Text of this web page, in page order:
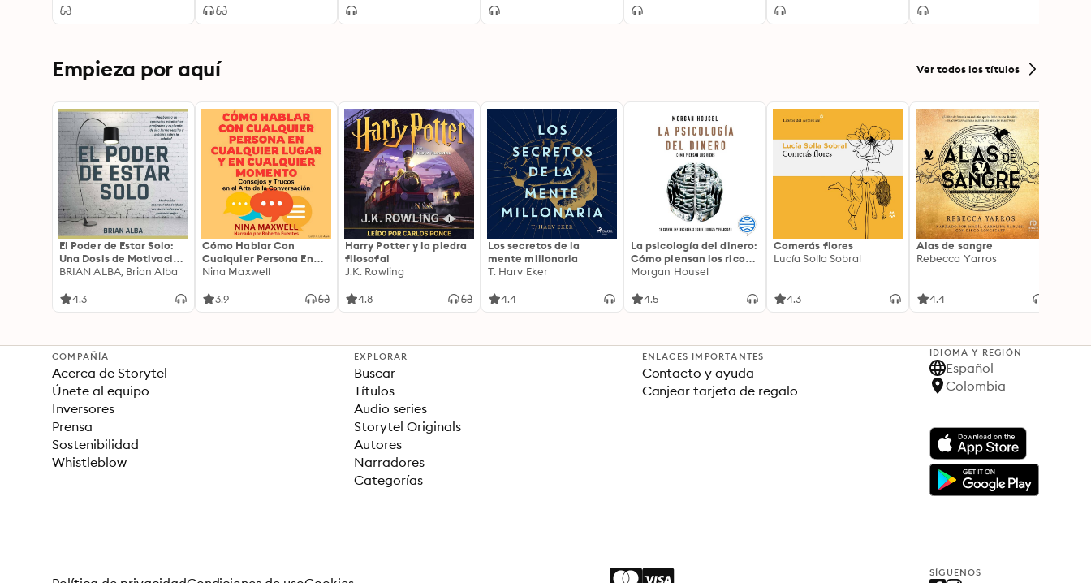
Empieza por aquí Ver todos los títulos
El Poder de Estar Solo:
Una Dosis de Motivación
Acompañada de Ideas
una Vida Mejor
BRIAN ALBA, Brian Alba
4.3
Cómo Hablar Con
Cualquier Persona En
Cualquier Lugar Y En
Nina Maxwell
3.9
Harry Potter y la piedra
filosofal
J.K. Rowling
4.8
Los secretos de la
mente millonaria
T. Harv Eker
4.4
La psicología del dinero:
Cómo piensan los ricos:
18 claves imperecederas
Morgan Housel
4.5
Comerás flores
Lucía Solla Sobral
4.3
Alas de sangre
Rebecca Yarros
4.4
COMPAÑÍA
Acerca de Storytel
Únete al equipo
Inversores
Prensa
Sostenibilidad
Whistleblow
EXPLORAR
Buscar
Títulos
Audio series
Storytel Originals
Autores
Narradores
Categorías
ENLACES IMPORTANTES
Contacto y ayuda
Canjear tarjeta de regalo
IDIOMA Y REGIÓN
Español
Colombia
SÍGUENOS